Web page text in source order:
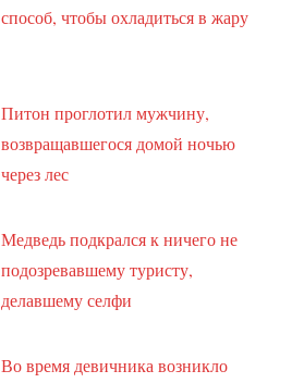
способ, чтобы охладиться в жару
Питон проглотил мужчину,
возвращавшегося домой ночью
через лес
Медведь подкрался к ничего не
подозревавшему туристу,
делавшему селфи
Во время девичника возникло